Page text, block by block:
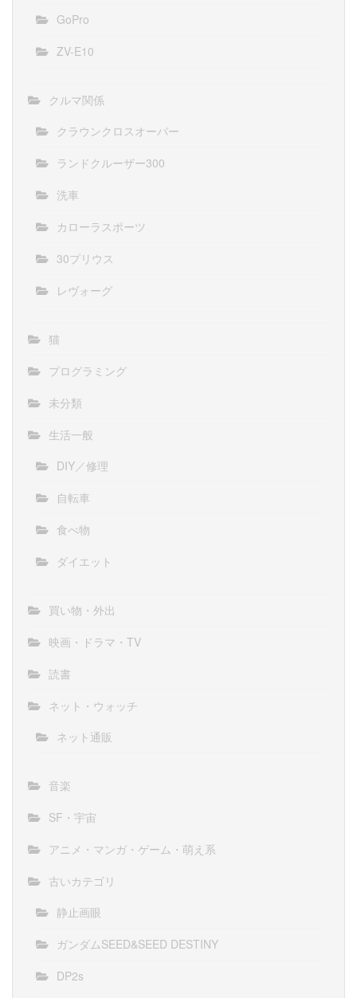
GoPro
ZV-E10
クルマ関係
クラウンクロスオーバー
ランドクルーザー300
洗車
カローラスポーツ
30プリウス
レヴォーグ
猫
プログラミング
未分類
生活一般
DIY／修理
自転車
食べ物
ダイエット
買い物・外出
映画・ドラマ・TV
読書
ネット・ウォッチ
ネット通販
音楽
SF・宇宙
アニメ・マンガ・ゲーム・萌え系
古いカテゴリ
静止画眼
ガンダムSEED&SEED DESTINY
DP2s